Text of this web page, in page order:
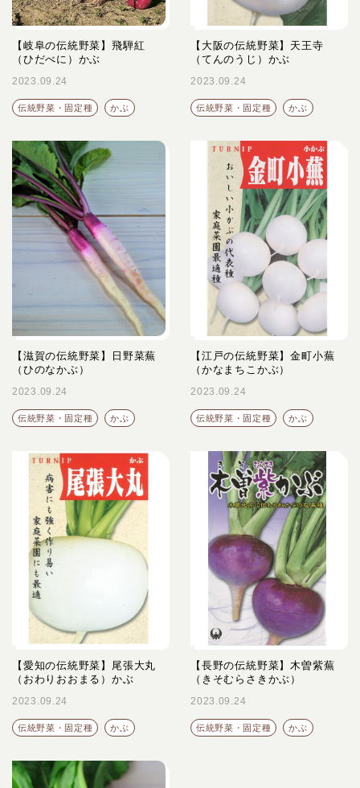
【岐阜の伝統野菜】飛騨紅
（ひだべに）かぶ
2023.09.24
伝統野菜・固定種 かぶ
【大阪の伝統野菜】天王寺
（てんのうじ）かぶ
2023.09.24
伝統野菜・固定種 かぶ
【滋賀の伝統野菜】日野菜蕪
（ひのなかぶ）
2023.09.24
伝統野菜・固定種 かぶ
【江戸の伝統野菜】金町小蕪
（かなまちこかぶ）
2023.09.24
伝統野菜・固定種 かぶ
【愛知の伝統野菜】尾張大丸
（おわりおおまる）かぶ
2023.09.24
伝統野菜・固定種 かぶ
【長野の伝統野菜】木曽紫蕪
（きそむらさきかぶ）
2023.09.24
伝統野菜・固定種 かぶ